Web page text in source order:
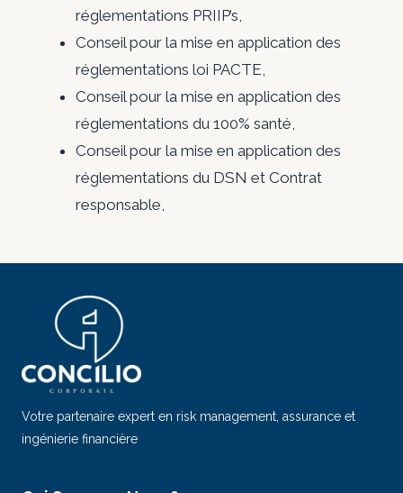
réglementations PRIIP’s,
Conseil pour la mise en application des
réglementations loi PACTE,
Conseil pour la mise en application des
réglementations du 100% santé,
Conseil pour la mise en application des
réglementations du DSN et Contrat
responsable,
Votre partenaire expert en risk management, assurance et
ingénierie financière